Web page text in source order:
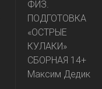
ФИЗ.
ПОДГОТОВКА
«ОСТРЫЕ
КУЛАКИ»
СБОРНАЯ 14+
Максим Дедик